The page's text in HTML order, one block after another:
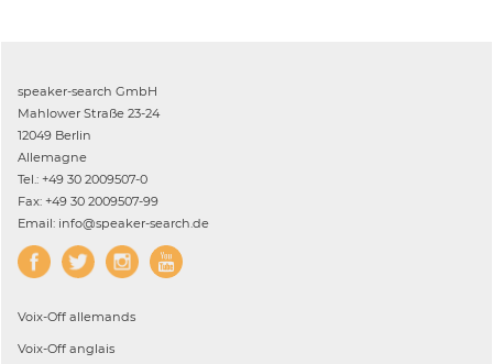
speaker-search GmbH
Mahlower Straße 23-24
12049 Berlin
Allemagne
Tel.: +49 30 2009507-0
Fax: +49 30 2009507-99
Email: info@speaker-search.de
Voix-Off allemands
Voix-Off anglais